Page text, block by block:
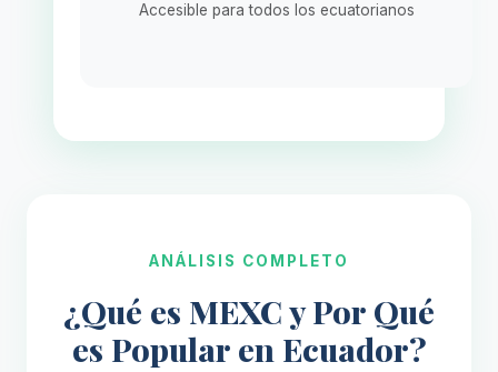
Accesible para todos los ecuatorianos
ANÁLISIS COMPLETO
¿Qué es MEXC y Por Qué
es Popular en Ecuador?